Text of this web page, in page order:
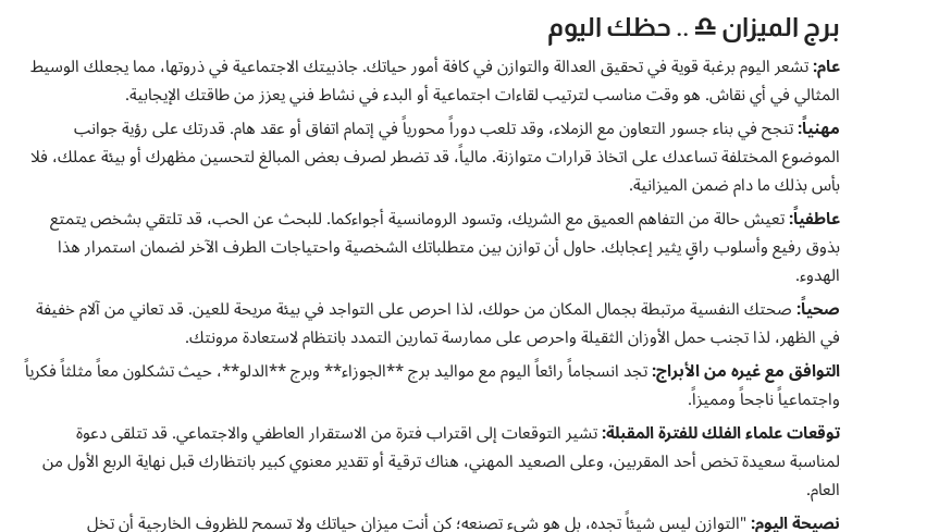
برج الميزان ♎ .. حظك اليوم
عام:تشعر اليوم برغبة قوية في تحقيق العدالة والتوازن في كافة أمور حياتك. جاذبيتك الاجتماعية في ذروتها، مما يجعلك الوسيط
المثالي في أي نقاش. هو وقت مناسب لترتيب لقاءات اجتماعية أو البدء في نشاط فني يعزز من طاقتك الإيجابية.
مهنياً:تنجح في بناء جسور التعاون مع الزملاء، وقد تلعب دوراً محورياً في إتمام اتفاق أو عقد هام. قدرتك على رؤية جوانب
الموضوع المختلفة تساعدك على اتخاذ قرارات متوازنة. مالياً، قد تضطر لصرف بعض المبالغ لتحسين مظهرك أو بيئة عملك، فلا
بأس بذلك ما دام ضمن الميزانية.
عاطفياً:تعيش حالة من التفاهم العميق مع الشريك، وتسود الرومانسية أجواءكما. للبحث عن الحب، قد تلتقي بشخص يتمتع
بذوق رفيع وأسلوب راقٍ يثير إعجابك. حاول أن توازن بين متطلباتك الشخصية واحتياجات الطرف الآخر لضمان استمرار هذا
الهدوء.
صحياً:صحتك النفسية مرتبطة بجمال المكان من حولك، لذا احرص على التواجد في بيئة مريحة للعين. قد تعاني من آلام خفيفة
في الظهر، لذا تجنب حمل الأوزان الثقيلة واحرص على ممارسة تمارين التمدد بانتظام لاستعادة مرونتك.
التوافق مع غيره من الأبراج:تجد انسجاماً رائعاً اليوم مع مواليد برج **الجوزاء** وبرج **الدلو**، حيث تشكلون معاً مثلثاً فكرياً
واجتماعياً ناجحاً ومميزاً.
توقعات علماء الفلك للفترة المقبلة:تشير التوقعات إلى اقتراب فترة من الاستقرار العاطفي والاجتماعي. قد تتلقى دعوة
لمناسبة سعيدة تخص أحد المقربين، وعلى الصعيد المهني، هناك ترقية أو تقدير معنوي كبير بانتظارك قبل نهاية الربع الأول من
العام.
نصيحة اليوم:"التوازن ليس شيئاً تجده، بل هو شيء تصنعه؛ كن أنت ميزان حياتك ولا تسمح للظروف الخارجية أن تخل